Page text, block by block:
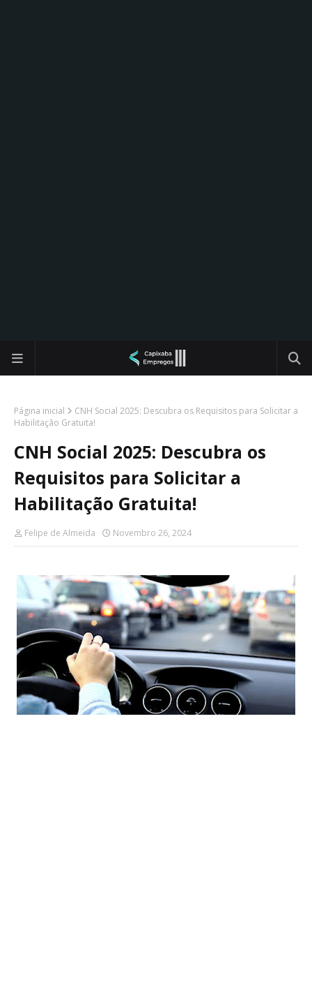
Página inicial
CNH Social 2025: Descubra os Requisitos para Solicitar a
Habilitação Gratuita!
CNH Social 2025: Descubra os
Requisitos para Solicitar a
Habilitação Gratuita!
Felipe de Almeida Novembro 26, 2024